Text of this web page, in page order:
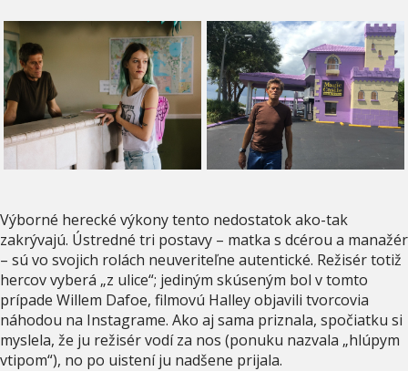
Výborné herecké výkony tento nedostatok ako-tak
zakrývajú. Ústredné tri postavy – matka s dcérou a manažér
– sú vo svojich rolách neuveriteľne autentické. Režisér totiž
hercov vyberá „z ulice“; jediným skúseným bol v tomto
prípade Willem Dafoe, filmovú Halley objavili tvorcovia
náhodou na Instagrame. Ako aj sama priznala, spočiatku si
myslela, že ju režisér vodí za nos (ponuku nazvala „hlúpym
vtipom“), no po uistení ju nadšene prijala.